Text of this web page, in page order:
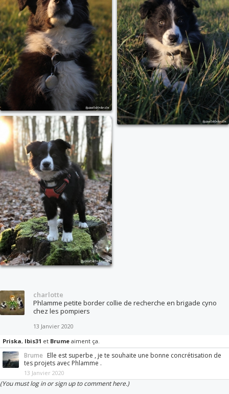
charlotte
Phlamme petite border collie de recherche en brigade cyno
chez les pompiers
13 Janvier 2020
Priska, Ibis31 et Brume aiment ça.
Brume Elle est superbe , je te souhaite une bonne concrétisation de
tes projets avec Phlamme .
13 Janvier 2020
(You must log in or sign up to comment here.)